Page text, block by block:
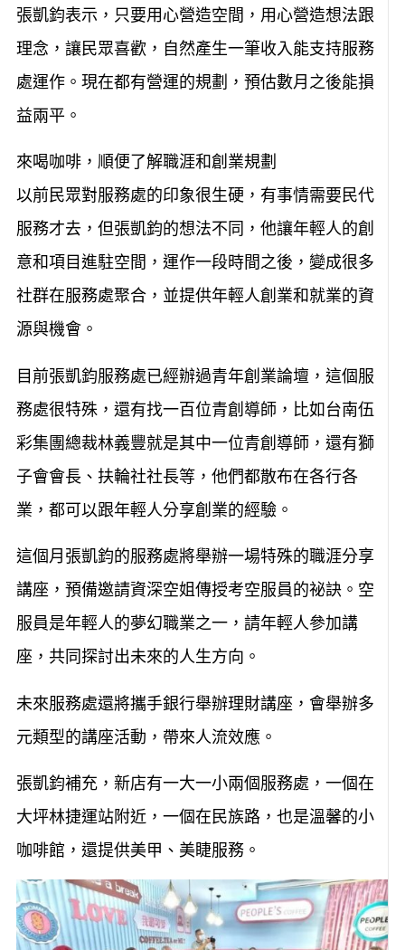
張凱鈞表示，只要用心營造空間，用心營造想法跟
理念，讓民眾喜歡，自然產生一筆收入能支持服務
處運作。現在都有營運的規劃，預估數月之後能損
益兩平。
來喝咖啡，順便了解職涯和創業規劃
以前民眾對服務處的印象很生硬，有事情需要民代
服務才去，但張凱鈞的想法不同，他讓年輕人的創
意和項目進駐空間，運作一段時間之後，變成很多
社群在服務處聚合，並提供年輕人創業和就業的資
源與機會。
目前張凱鈞服務處已經辦過青年創業論壇，這個服
務處很特殊，還有找一百位青創導師，比如台南伍
彩集團總裁林義豐就是其中一位青創導師，還有獅
子會會長、扶輪社社長等，他們都散布在各行各
業，都可以跟年輕人分享創業的經驗。
這個月張凱鈞的服務處將舉辦一場特殊的職涯分享
講座，預備邀請資深空姐傳授考空服員的祕訣。空
服員是年輕人的夢幻職業之一，請年輕人參加講
座，共同探討出未來的人生方向。
未來服務處還將攜手銀行舉辦理財講座，會舉辦多
元類型的講座活動，帶來人流效應。
張凱鈞補充，新店有一大一小兩個服務處，一個在
大坪林捷運站附近，一個在民族路，也是溫馨的小
咖啡館，還提供美甲、美睫服務。